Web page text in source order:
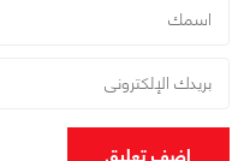
اضف تعليق